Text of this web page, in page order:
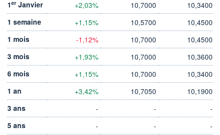
1er Janvier +2,03% 10,7000
10,3400
1 semaine
+1,15% 10,5700
10,4500
1 mois
-1,12% 10,7000
10,4500
3 mois
+1,93% 10,7000
10,3600
6 mois
+1,15% 10,7000
10,3400
1 an
+3,42% 10,7050
10,1900
3 ans
- -
-
5 ans
- -
-